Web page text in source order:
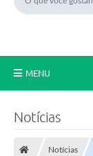
MENU
Notícias
Notícias